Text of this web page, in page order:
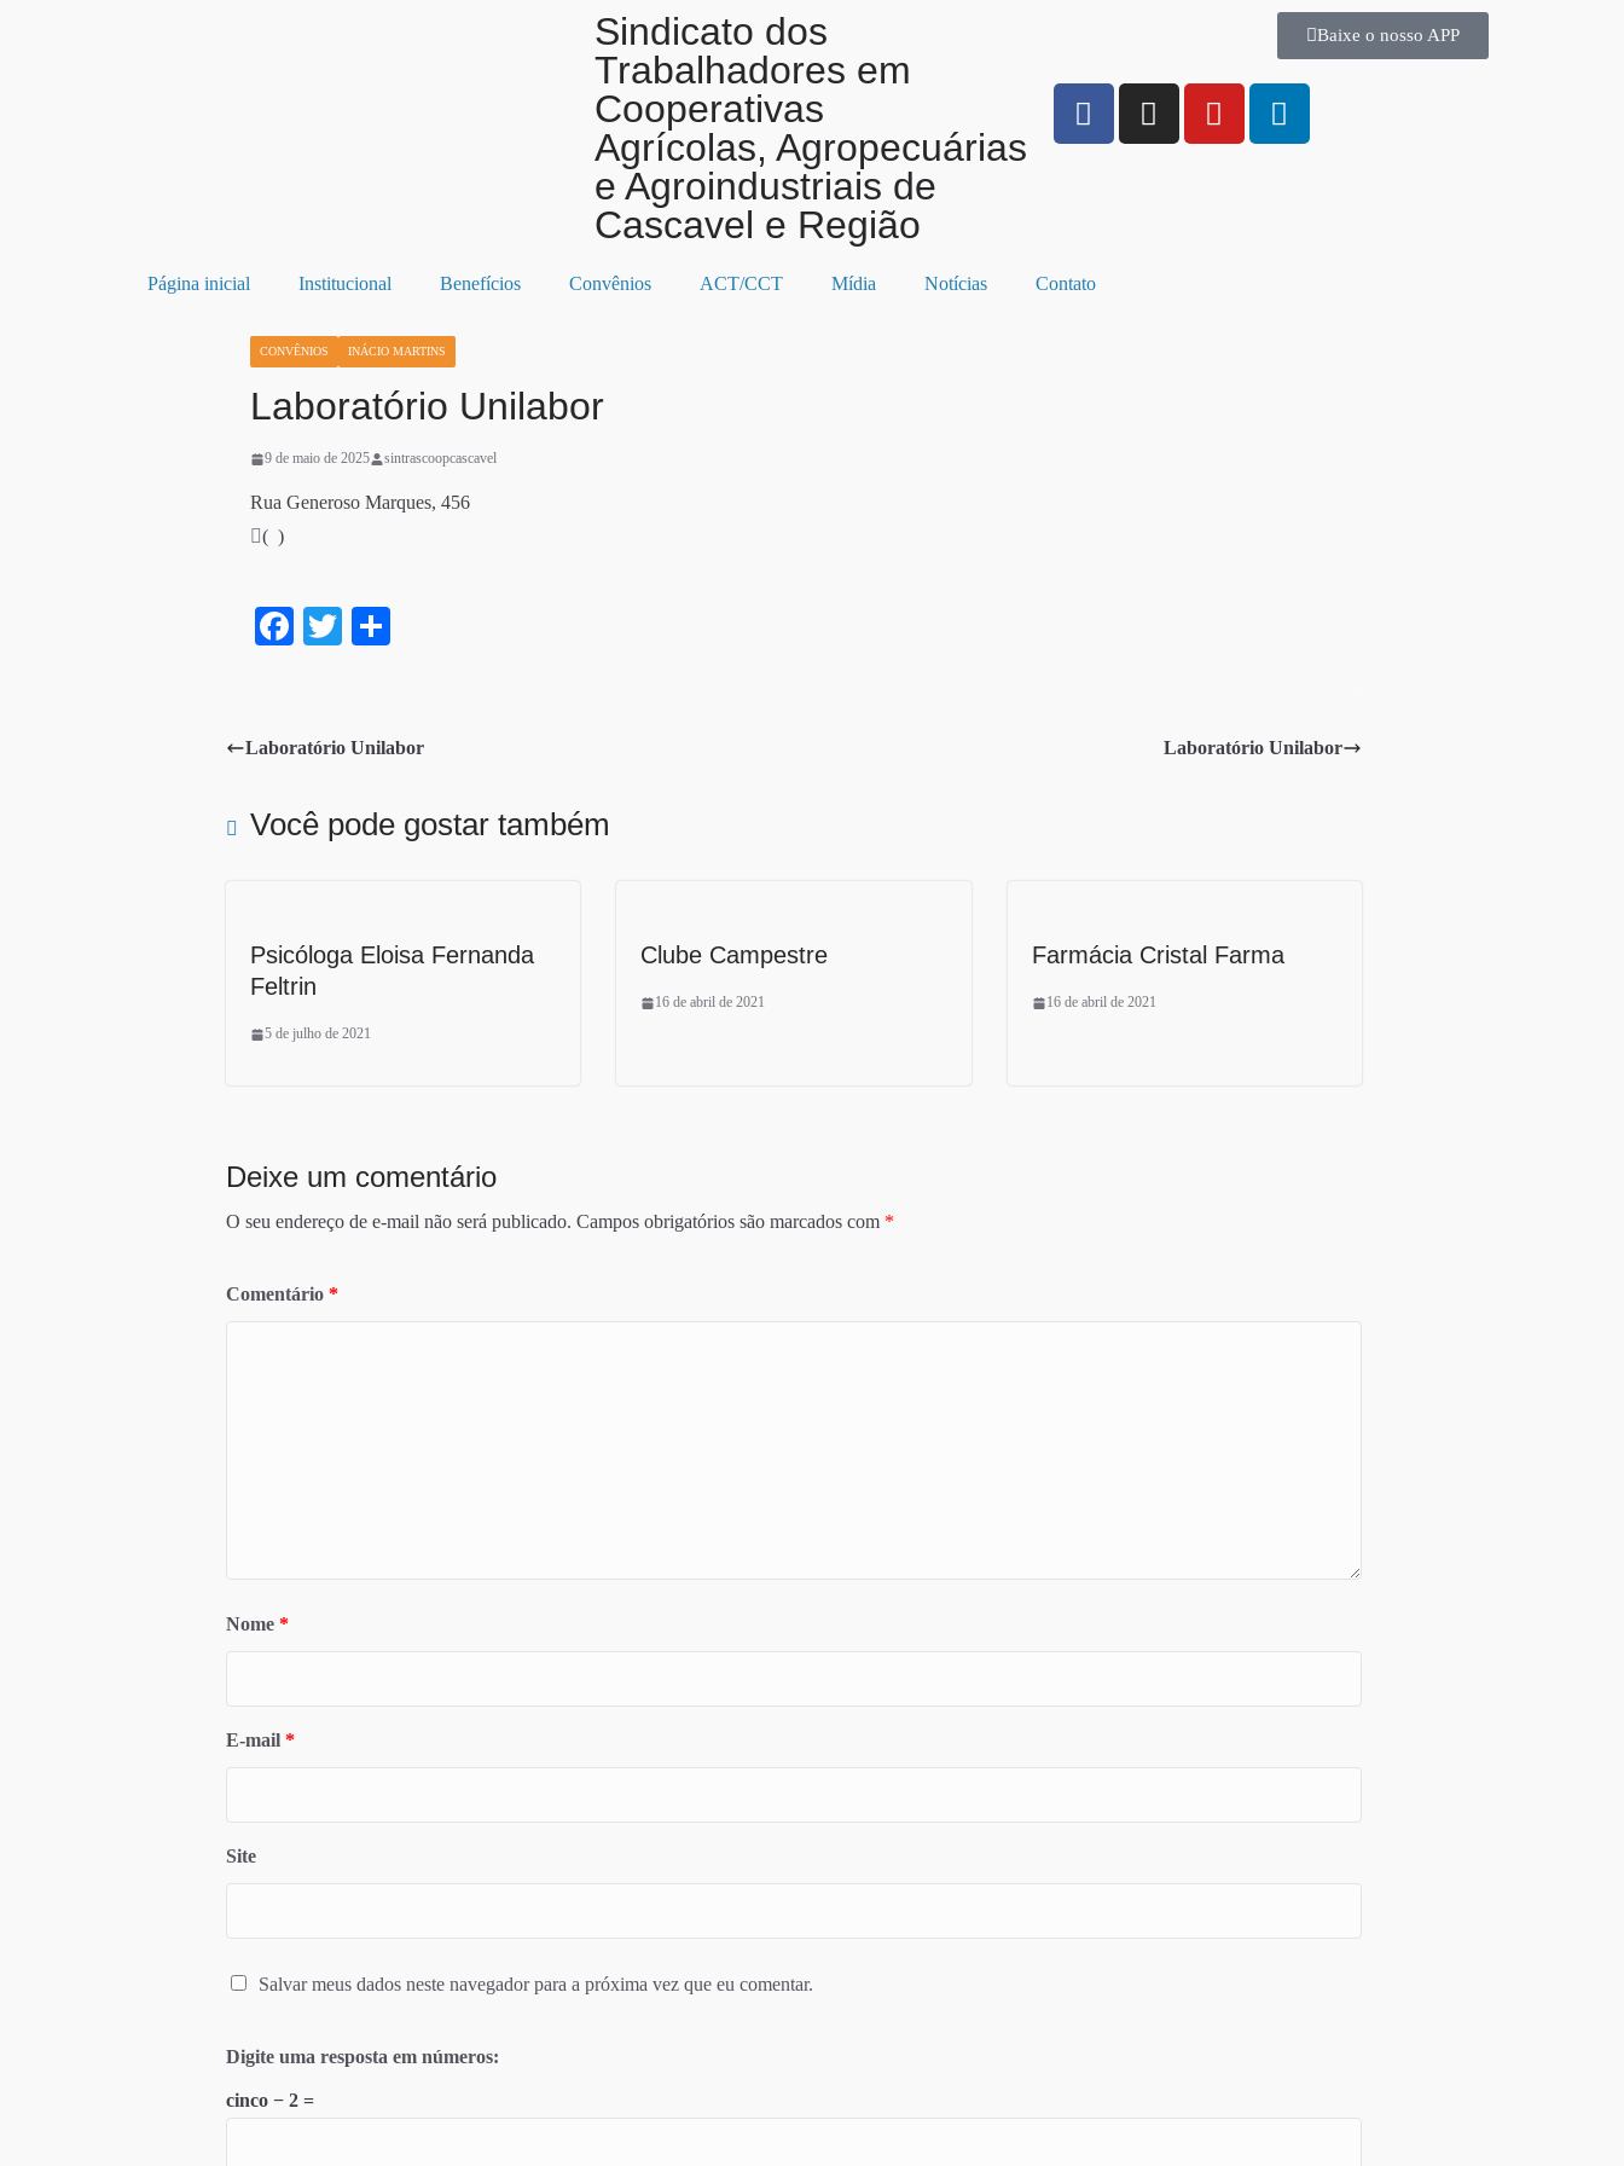
Sindicato dos
Trabalhadores em
Cooperativas
Agrícolas, Agropecuárias
e Agroindustriais de
Cascavel e Região
Baixe o nosso APP
Página inicial Institucional Benefícios Convênios ACT/CCT Mídia Notícias Contato
CONVÊNIOS INÁCIO MARTINS
Laboratório Unilabor
9 de maio de 2025 sintrascoopcascavel
Rua Generoso Marques, 456
( )
Fa
ok
T
r
Laboratório Unilabor Laboratório Unilabor
Você pode gostar também
Psicóloga Eloisa Fernanda
Feltrin
5 de julho de 2021
Clube Campestre
16 de abril de 2021
Farmácia Cristal Farma
16 de abril de 2021
Deixe um comentário
O seu endereço de e-mail não será publicado. Campos obrigatórios são marcados com *
Comentário *
Nome *
E-mail *
Site
Salvar meus dados neste navegador para a próxima vez que eu comentar.
Digite uma resposta em números:
cinco − 2 =